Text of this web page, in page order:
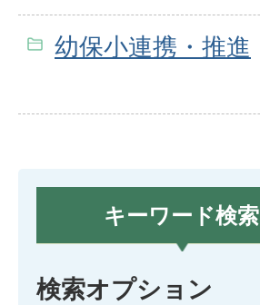
幼保小連携・推進
キーワード検索
検索オプション